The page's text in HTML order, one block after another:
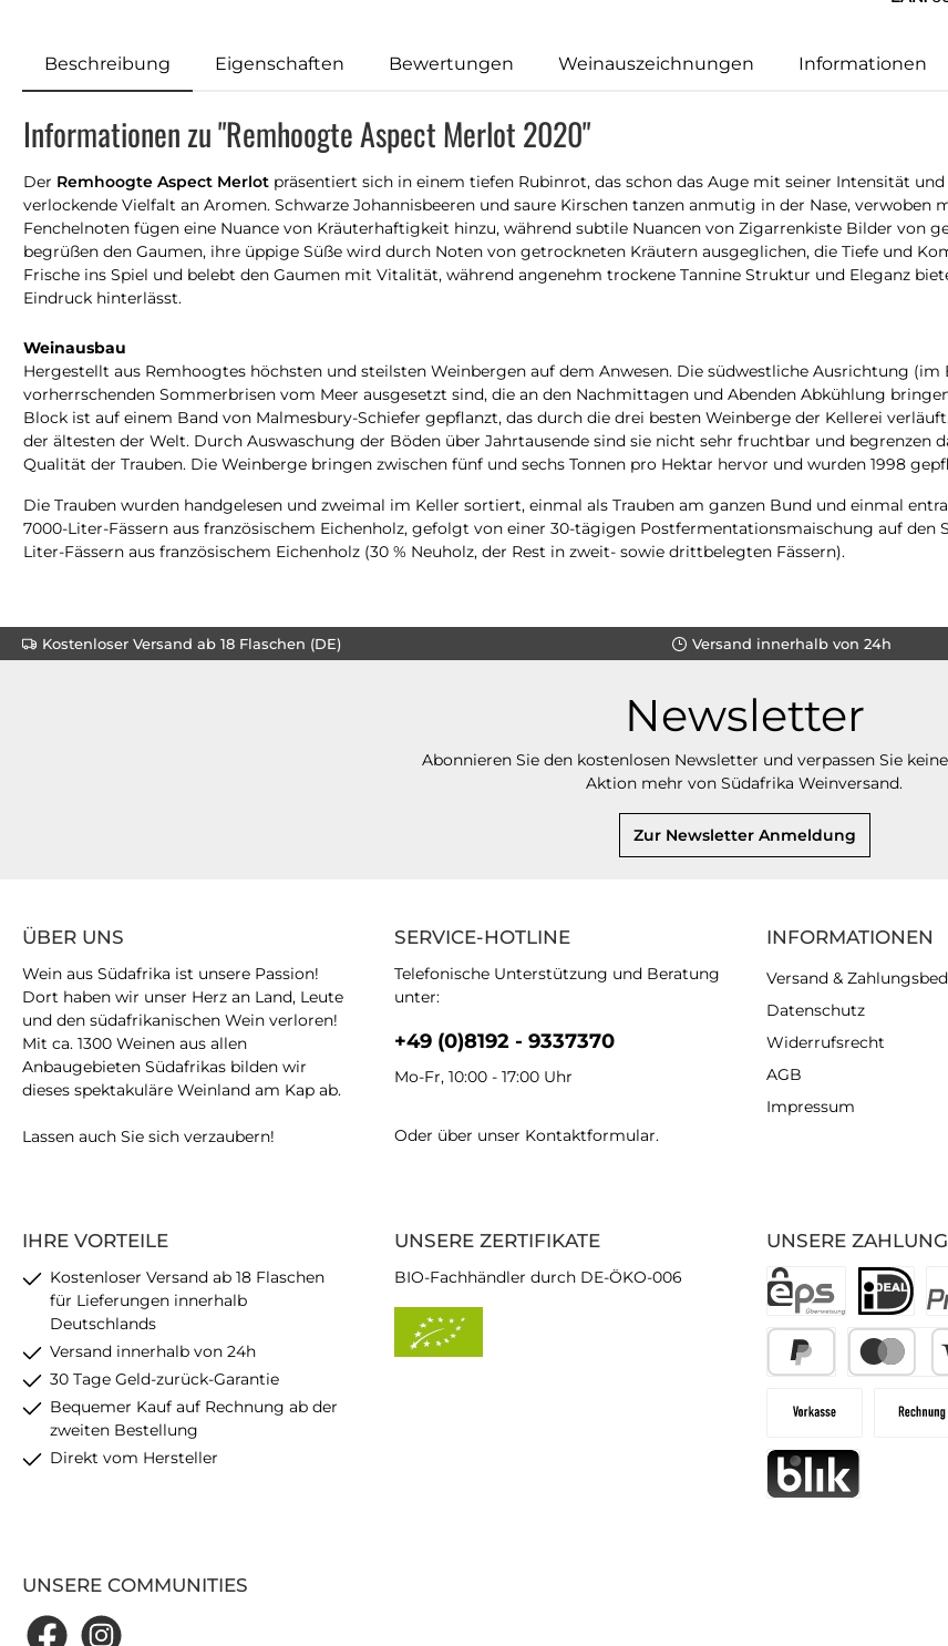
Beschreibung Eigenschaften Bewertungen Weinauszeichnungen Informationen
Informationen zu "Remhoogte Aspect Merlot 2020"
Der Remhoogte Aspect Merlot präsentiert sich in einem tiefen Rubinrot, das schon das Auge mit seiner Intensität
verlockende Vielfalt an Aromen. Schwarze Johannisbeeren und saure Kirschen tanzen anmutig in der Nase, verwoben
Fenchelnoten fügen eine Nuance von Kräuterhaftigkeit hinzu, während subtile Nuancen von Zigarrenkiste Bilder von
begrüßen den Gaumen, ihre üppige Süße wird durch Noten von getrockneten Kräutern ausgeglichen, die Tiefe und
Frische ins Spiel und belebt den Gaumen mit Vitalität, während angenehm trockene Tannine Struktur und Eleganz
Eindruck hinterlässt.
Weinausbau
Hergestellt aus Remhoogtes höchsten und steilsten Weinbergen auf dem Anwesen. Die südwestliche Ausrichtung (im
vorherrschenden Sommerbrisen vom Meer ausgesetzt sind, die an den Nachmittagen und Abenden Abkühlung
Block ist auf einem Band von Malmesbury-Schiefer gepflanzt, das durch die drei besten Weinberge der Kellerei
der ältesten der Welt. Durch Auswaschung der Böden über Jahrtausende sind sie nicht sehr fruchtbar und begrenzen
Qualität der Trauben. Die Weinberge bringen zwischen fünf und sechs Tonnen pro Hektar hervor und wurden 1998
Die Trauben wurden handgelesen und zweimal im Keller sortiert, einmal als Trauben am ganzen Bund und einmal
7000-Liter-Fässern aus französischem Eichenholz, gefolgt von einer 30-tägigen Postfermentationsmaischung auf den
Liter-Fässern aus französischem Eichenholz (30 % Neuholz, der Rest in zweit- sowie drittbelegten Fässern).
Kostenloser Versand ab 18 Flaschen (DE) Versand innerhalb von 24h
Newsletter
Abonnieren Sie den kostenlosen Newsletter und verpassen Sie
Aktion mehr von Südafrika Weinversand.
Zur Newsletter Anmeldung
SERVICE-HOTLINE
Telefonische Unterstützung und Beratung
unter:
+49 (0)8192 - 9337370
Mo-Fr, 10:00 - 17:00 Uhr
Oder über unser Kontaktformular.
IHRE VORTEILE
Kostenloser Versand ab 18 Flaschen
für Lieferungen innerhalb
Deutschlands
Versand innerhalb von 24h
30 Tage Geld-zurück-Garantie
Bequemer Kauf auf Rechnung ab der
zweiten Bestellung
Direkt vom Hersteller
UNSERE
ÜBER UNS
Wein aus Südafrika ist unsere Passion!
Dort haben wir unser Herz an Land, Leute
und den südafrikanischen Wein verloren!
Mit ca. 1300 Weinen aus allen
Anbaugebieten Südafrikas bilden wir
dieses spektakuläre Weinland am Kap ab.
Lassen auch Sie sich verzaubern!
UNSERE ZERTIFIKATE
BIO-Fachhändler durch DE-ÖKO-006
INFORMATIONEN
Versand &
Datenschutz
Widerrufsrecht
AGB
Impressum
UNSERE COMMUNITIES